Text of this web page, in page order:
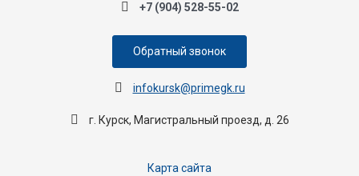
+7 (904) 528-55-02
Обратный звонок
infokursk@primegk.ru
г. Курск, Магистральный проезд, д. 26
Карта сайта